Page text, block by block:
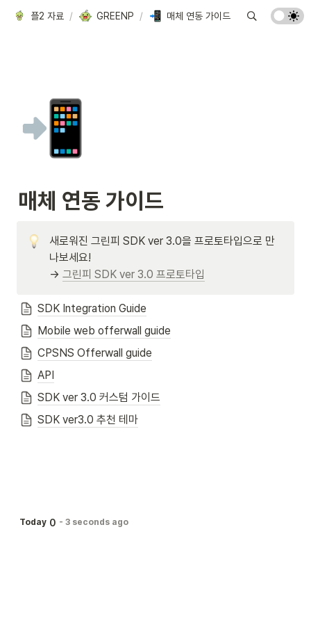
플2 자료 / GREENP / 매체 연동 가이드
📲
매체 연동 가이드
새로워진 그린피 SDK ver 3.0을 프로토타입으로 만
나보세요!
→ 그린피 SDK ver 3.0 프로토타입
SDK Integration Guide
Mobile web offerwall guide
CPSNS Offerwall guide
API
SDK ver 3.0 커스텀 가이드
SDK ver3.0 추천 테마
Today 0 - 3 seconds ago